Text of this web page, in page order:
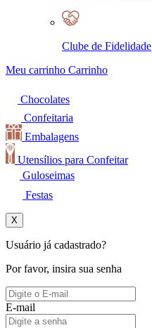
Clube de Fidelidade
Meu carrinho Carrinho
Chocolates
Confeitaria
Embalagens
Utensílios para Confeitar
Guloseimas
Festas
X
Usuário já cadastrado?
Por favor, insira sua senha
E-mail